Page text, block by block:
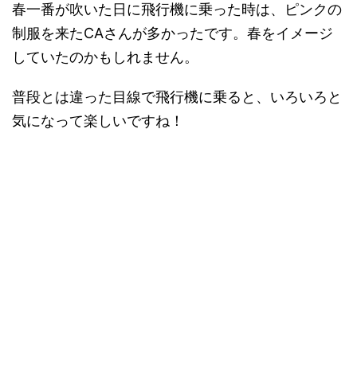
春一番が吹いた日に飛行機に乗った時は、ピンクの
制服を来たCAさんが多かったです。春をイメージ
していたのかもしれません。
普段とは違った目線で飛行機に乗ると、いろいろと
気になって楽しいですね！